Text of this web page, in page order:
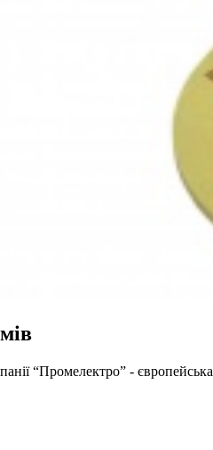
“Промелектро” -